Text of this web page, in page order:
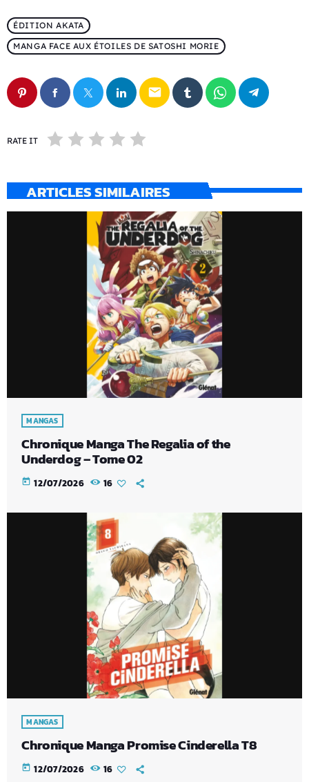
ÉDITION AKATA
MANGA FACE AUX ÉTOILES DE SATOSHI MORIE
email
RATE IT
ARTICLES SIMILAIRES
MANGAS
Chronique Manga The Regalia of the
Underdog – Tome 02
today 12/07/2026 16
MANGAS
Chronique Manga Promise Cinderella T8
today 12/07/2026 16